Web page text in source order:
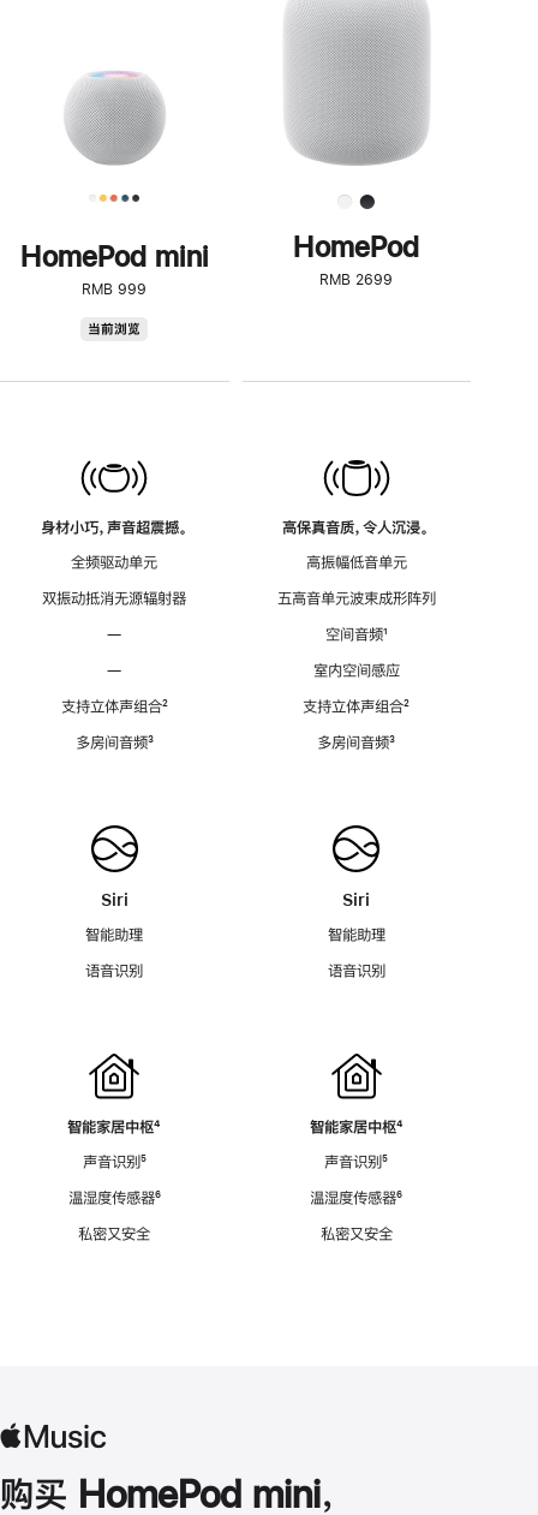
HomePod mini
RMB 999
当前浏览
身材小巧，声音超震撼。
全频驱动单元
双振动抵消无源辐射器
—
—
支持立体声组合脚
²
多房间音频脚
³
Siri
智能助理
语音识别
智能家居中枢脚
⁴
声音识别脚
⁵
温湿度传感器脚
⁶
私密又安全
了
解
HomePod<
HomePod
RMB 2699
高保真音质，令人沉浸。
高振幅低音单元
五高音单元波束成形阵列
空间音频脚
¹
室内空间感应
支持立体声组合脚
²
多房间音频脚
³
Siri
智能助理
语音识别
智能家居中枢脚
⁴
声音识别脚
⁵
温湿度传感器脚
⁶
私密又安全
购买 HomePod mini，